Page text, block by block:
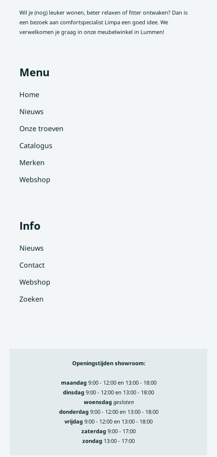
Wil je (nog) leuker wonen, beter relaxen of fitter ontwaken? Dan is
een bezoek aan comfortspecialist Limpa een goed idee. We
verwelkomen je graag in onze meubelwinkel in Lummen!
Menu
Home
Nieuws
Onze troeven
Catalogus
Merken
Webshop
Info
Nieuws
Contact
Webshop
Zoeken
Openingstijden showroom:
maandag9:00 - 12:00 en 13:00 - 18:00
dinsdag 9:00 - 12:00 en 13:00 - 18:00
woensdaggesloten
donderdag9:00 - 12:00 en 13:00 - 18:00
vrijdag 9:00 - 12:00 en 13:00 - 18:00
zaterdag 9:00 - 17:00
zondag 13:00 - 17:00